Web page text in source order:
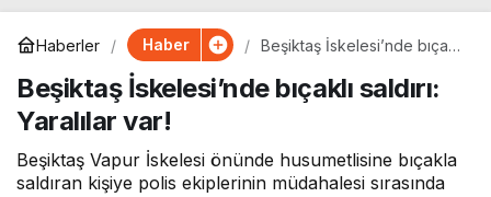
Haberler Haber
Beşiktaş İskelesi’nde bıçaklı
Beşiktaş İskelesi’nde bıçaklı saldırı:
Yaralılar var!
Beşiktaş Vapur İskelesi önünde husumetlisine bıçakla
saldıran kişiye polis ekiplerinin müdahalesi sırasında